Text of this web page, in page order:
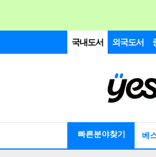
국내도서 외국도서
빠른분야찾기 베